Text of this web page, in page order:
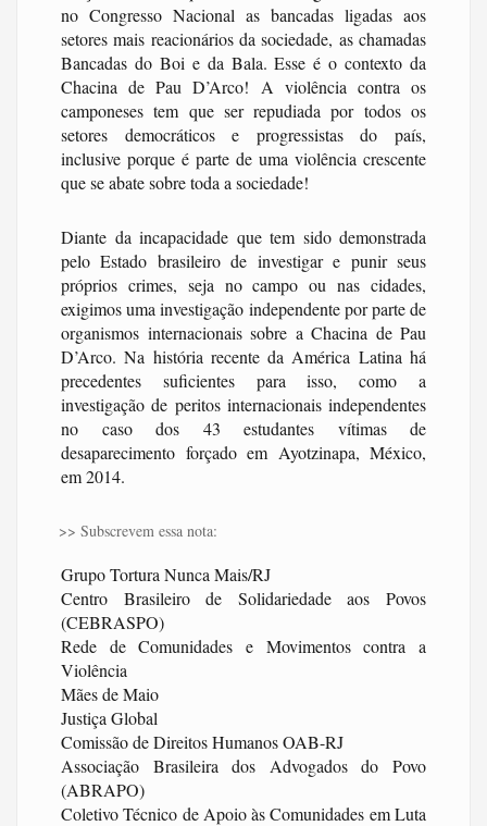
no Congresso Nacional as bancadas ligadas aos
setores mais reacionários da sociedade, as chamadas
Bancadas do Boi e da Bala. Esse é o contexto da
Chacina de Pau D’Arco! A violência contra os
camponeses tem que ser repudiada por todos os
setores democráticos e progressistas do país,
inclusive porque é parte de uma violência crescente
que se abate sobre toda a sociedade!
Diante da incapacidade que tem sido demonstrada
pelo Estado brasileiro de investigar e punir seus
próprios crimes, seja no campo ou nas cidades,
exigimos uma investigação independente por parte de
organismos internacionais sobre a Chacina de Pau
D’Arco. Na história recente da América Latina há
precedentes suficientes para isso, como a
investigação de peritos internacionais independentes
no caso dos 43 estudantes vítimas de
desaparecimento forçado em Ayotzinapa, México,
em 2014.
>> Subscrevem essa nota:
Grupo Tortura Nunca Mais/RJ
Centro Brasileiro de Solidariedade aos Povos
(CEBRASPO)
Rede de Comunidades e Movimentos contra a
Violência
Mães de Maio
Justiça Global
Comissão de Direitos Humanos OAB-RJ
Associação Brasileira dos Advogados do Povo
(ABRAPO)
Coletivo Técnico de Apoio às Comunidades em Luta